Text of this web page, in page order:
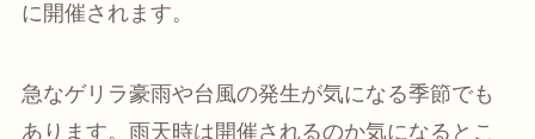
に開催されます。
急なゲリラ豪雨や台風の発生が気になる季節でも
あります。雨天時は開催されるのか気になるとこ